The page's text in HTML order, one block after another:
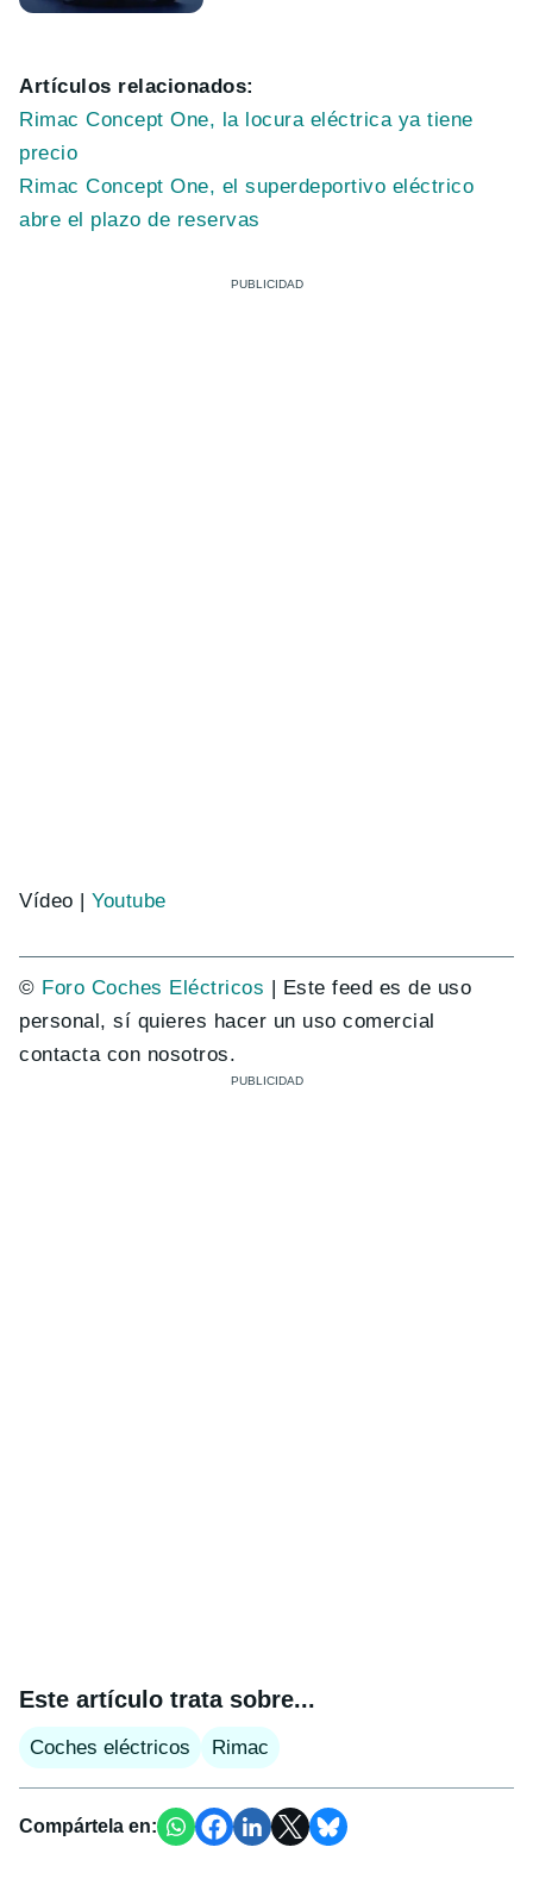
Artículos relacionados:
Rimac Concept One, la locura eléctrica ya tiene
precio
Rimac Concept One, el superdeportivo eléctrico
abre el plazo de reservas
Vídeo |Youtube
© Foro Coches Eléctricos | Este feed es de uso
personal, sí quieres hacer un uso comercial
contacta con nosotros.
Este artículo trata sobre...
Coches eléctricos Rimac
Compártela en: